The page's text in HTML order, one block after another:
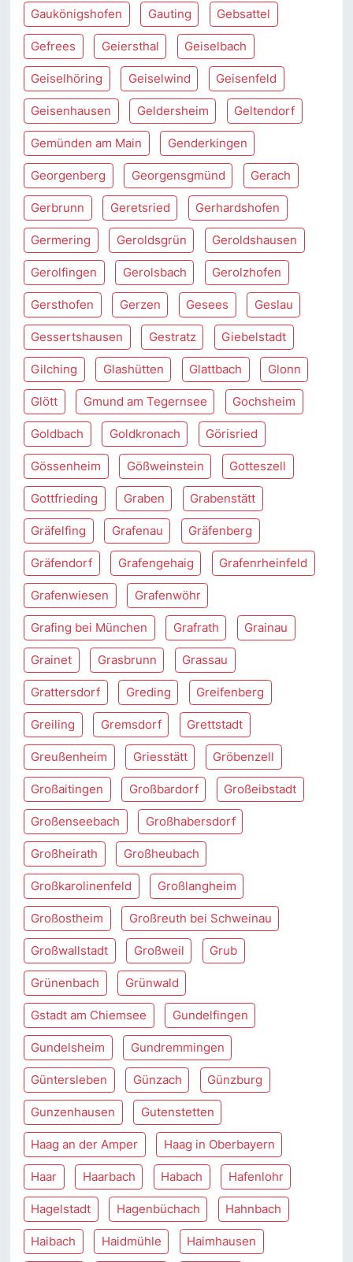
Gaukönigshofen Gauting Gebsattel
Gefrees Geiersthal Geiselbach
Geiselhöring Geiselwind Geisenfeld
Geisenhausen Geldersheim Geltendorf
Gemünden am Main Genderkingen
Georgenberg Georgensgmünd Gerach
Gerbrunn Geretsried Gerhardshofen
Germering Geroldsgrün Geroldshausen
Gerolfingen Gerolsbach Gerolzhofen
Gersthofen Gerzen Gesees Geslau
Gessertshausen Gestratz Giebelstadt
Gilching Glashütten Glattbach Glonn
Glött Gmund am Tegernsee Gochsheim
Goldbach Goldkronach Görisried
Gössenheim Gößweinstein Gotteszell
Gottfrieding Graben Grabenstätt
Gräfelfing Grafenau Gräfenberg
Gräfendorf Grafengehaig Grafenrheinfeld
Grafenwiesen Grafenwöhr
Grafing bei München Grafrath Grainau
Grainet Grasbrunn Grassau
Grattersdorf Greding Greifenberg
Greiling Gremsdorf Grettstadt
Greußenheim Griesstätt Gröbenzell
Großaitingen Großbardorf Großeibstadt
Großenseebach Großhabersdorf
Großheirath Großheubach
Großkarolinenfeld Großlangheim
Großostheim Großreuth bei Schweinau
Großwallstadt Großweil Grub
Grünenbach Grünwald
Gstadt am Chiemsee Gundelfingen
Gundelsheim Gundremmingen
Güntersleben Günzach Günzburg
Gunzenhausen Gutenstetten
Haag an der Amper Haag in Oberbayern
Haar Haarbach Habach Hafenlohr
Hagelstadt Hagenbüchach Hahnbach
Haibach Haidmühle Haimhausen